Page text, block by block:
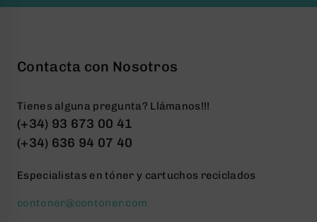
Contacta con Nosotros
Tienes alguna pregunta? Llámanos!!!
(+34) 93 673 00 41
(+34) 636 94 07 40
Especialistas en tóner y cartuchos reciclados
contoner@contoner.com